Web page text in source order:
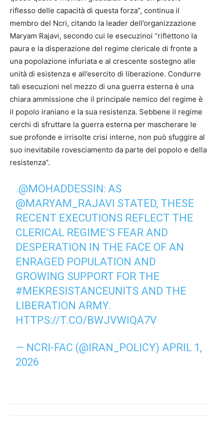
riflesso delle capacità di questa forza”, continua il
membro del Ncri, citando la leader dell’organizzazione
Maryam Rajavi, secondo cui le esecuzinoi “riflettono la
paura e la disperazione del regime clericale di fronte a
una popolazione infuriata e al crescente sostegno alle
unità di esistenza e all’esercito di liberazione. Condurre
tali esecuzioni nel mezzo di una guerra esterna è una
chiara ammissione che il principale nemico del regime è
il popolo iraniano e la sua resistenza. Sebbene il regime
cerchi di sfruttare la guerra esterna per mascherare le
sue profonde e irrisolte crisi interne, non può sfuggire al
suo inevitabile rovesciamento da parte del popolo e della
resistenza”.
.@MOHADDESSIN: AS
@MARYAM_RAJAVI STATED, THESE
RECENT EXECUTIONS REFLECT THE
CLERICAL REGIME’S FEAR AND
DESPERATION IN THE FACE OF AN
ENRAGED POPULATION AND
GROWING SUPPORT FOR THE
#MEKRESISTANCEUNITS AND THE
LIBERATION ARMY.
HTTPS://T.CO/BWJVWIQA7V
— NCRI-FAC (@IRAN_POLICY) APRIL 1,
2026